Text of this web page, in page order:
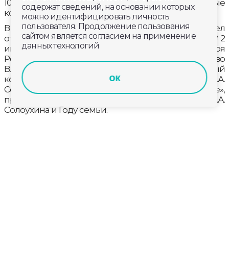
10 апреля во Владимире состоялись отчетные
концерты сразу двух детских школ искусств.
В Областном Дворце культуры и искусства прошел
отчетный концерт Детской школы искусств №2
им.С.С.Прокофьева «Моя Семья — необъятная моя
Россия!», посвященный Году Семьи, а во
Владимирской областной филармонии отчетный
концерт Детской школы искусств № 6 им. В.А.
Солоухина «Счастье ходить по земле»,
приуроченный к 100-летию со дня рождения В.А.
Солоухина и Году семьи.
содержат сведений, на основании которых
можно идентифицировать личность
пользователя. Продолжение пользования
сайтом является согласием на применение
данных технологий
ок